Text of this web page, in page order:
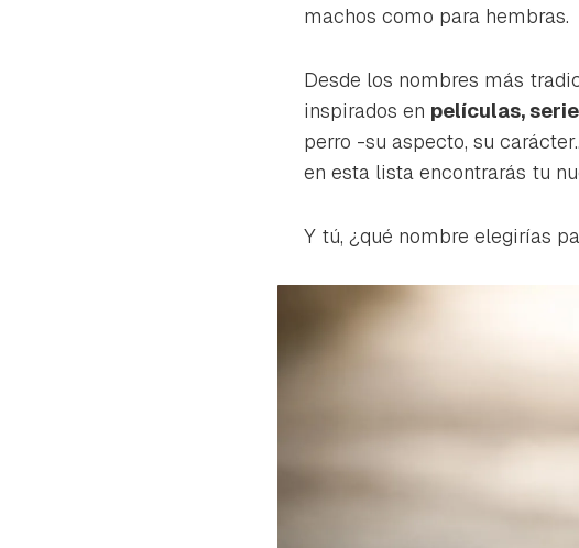
Para poder
machos como para hembras.
Desde los nombres más
inspirados en películas,
perro -su aspecto, su
en esta lista encontrarás tu
Y tú, ¿qué nombre elegirías